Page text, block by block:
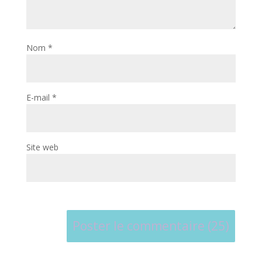
Nom *
E-mail *
Site web